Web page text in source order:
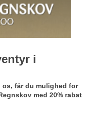
i
os, får du mulighed for
med 20% rabat